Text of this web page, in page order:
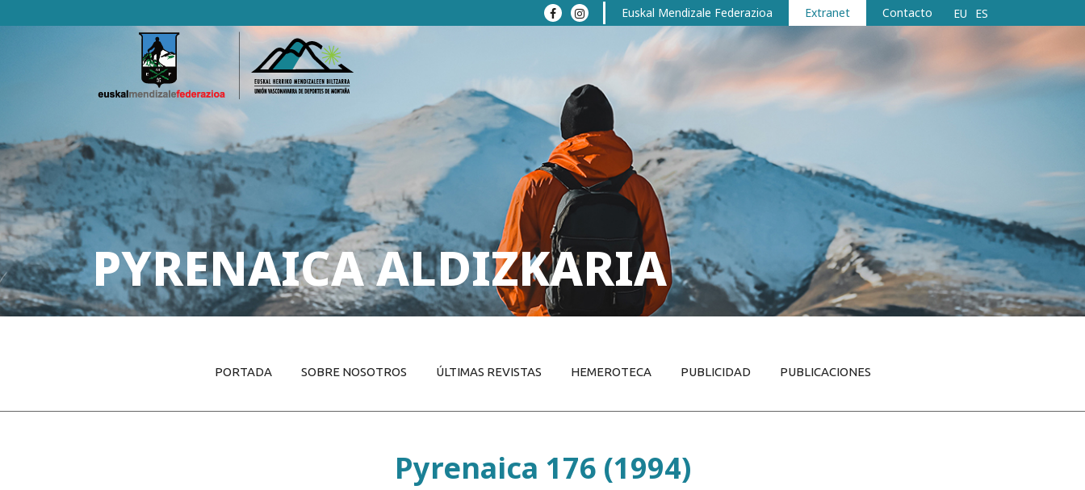
Euskal Mendizale Federazioa Extranet Contacto EU ES
PYRENAICA ALDIZKARIA
PORTADA SOBRE NOSOTROS ÚLTIMAS REVISTAS HEMEROTECA PUBLICIDAD PUBLICACIONES
Pyrenaica 176 (1994)